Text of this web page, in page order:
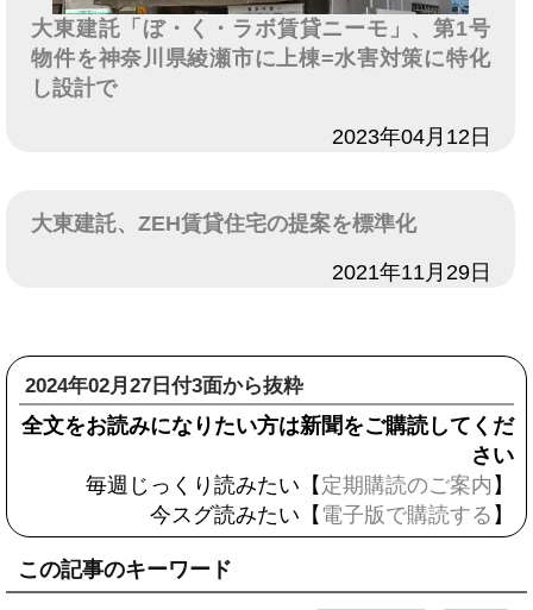
大東建託「ぼ・く・ラボ賃貸ニーモ」、第1号
物件を神奈川県綾瀬市に上棟=水害対策に特化
し設計で
2023年04月12日
大東建託、ZEH賃貸住宅の提案を標準化
2021年11月29日
2024年02月27日付3面から抜粋
全文をお読みになりたい方は新聞をご購読してくだ
さい
毎週じっくり読みたい【 定期購読のご案内 】
今スグ読みたい【 電子版で購読する 】
この記事のキーワード